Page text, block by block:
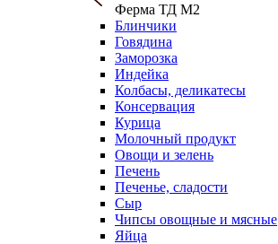
Ферма ТД М2
Блинчики
Говядина
Заморозка
Индейка
Колбасы, деликатесы
Консервация
Курица
Молочный продукт
Овощи и зелень
Печень
Печенье, сладости
Сыр
Чипсы овощные и мясные
Яйца